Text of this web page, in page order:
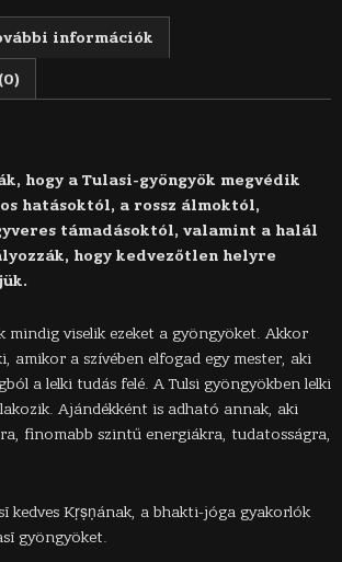
információk
hogy a Tulasi-gyöngyök megvédik
hatásoktól, a rossz álmoktól,
támadásoktól, valamint a halál
hogy kedvezőtlen helyre
mindig viselik ezeket a gyöngyöket. Akkor
amikor a szívében elfogad egy mester, aki
a lelki tudás felé. A Tulsi gyöngyökben lelki
lakozik. Ajándékként is adható annak, aki
finomabb szintű energiákra, tudatosságra,
kedves Kṛṣṇának, a bhakti-jóga gyakorlók
gyöngyöket.